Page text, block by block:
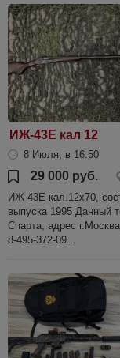
ИЖ-43Е кал 12
8 Июля, в 16:50
29 000 руб.
ИЖ-43Е кал.12х70,
выпуска 1995 Данный
Спарта, адрес
8-495-372-09...